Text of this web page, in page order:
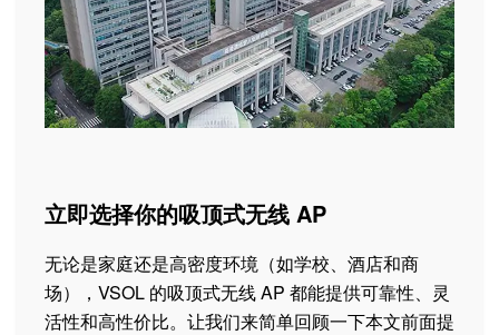
立即选择你的吸顶式无线 AP
无论是家庭还是高密度环境（如学校、酒店和商
场），VSOL 的吸顶式无线 AP 都能提供可靠性、灵
活性和高性价比。让我们来简单回顾一下本文前面提